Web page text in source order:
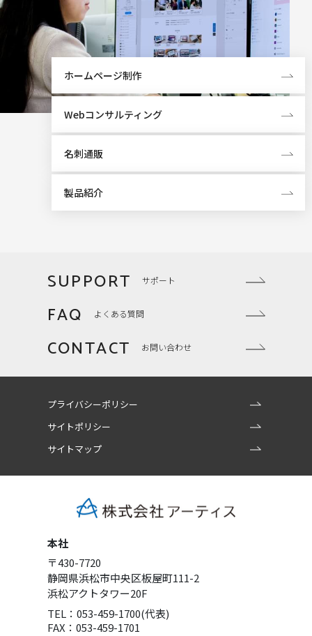
ホームページ制作
Webコンサルティング
名刺通販
製品紹介
SUPPORT サポート
FAQ よくある質問
CONTACT お問い合わせ
プライバシーポリシー
サイトポリシー
サイトマップ
本社
〒430-7720
静岡県浜松市中央区板屋町111-2
浜松アクトタワー20F
TEL：053-459-1700(代表)
FAX：053-459-1701